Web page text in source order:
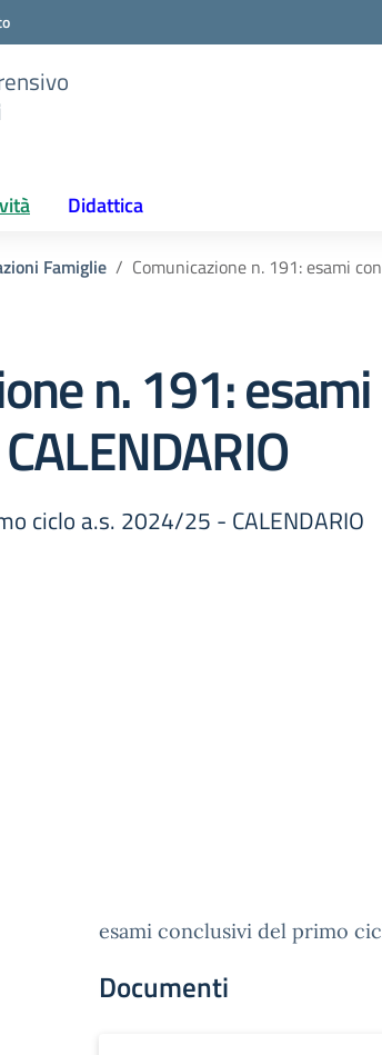
Didattica
Famiglie Comunicazione n. 191: esami
n. 191:
ciclo a.s. 2024/25 - CALENDARIO
esami conclusivi del primo
Documenti